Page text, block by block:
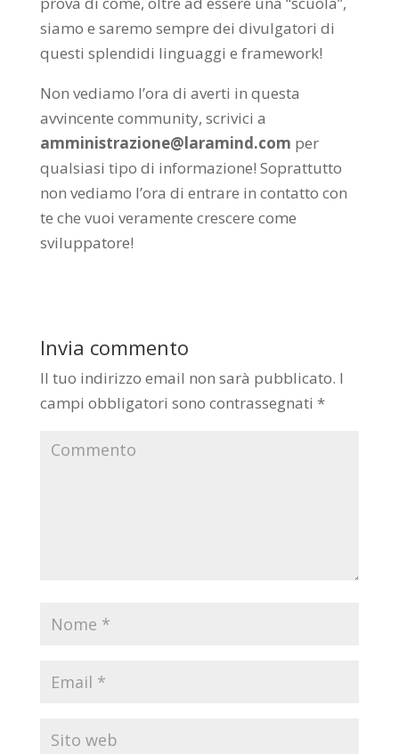
siamo e saremo sempre dei divulgatori di
questi splendidi linguaggi e framework!
Non vediamo l’ora di averti in questa
avvincente community, scrivici a
amministrazione@laramind.com per
qualsiasi tipo di informazione! Soprattutto
non vediamo l’ora di entrare in contatto con
te che vuoi veramente crescere come
sviluppatore!
Invia commento
Il tuo indirizzo email non sarà pubblicato. I
campi obbligatori sono contrassegnati *